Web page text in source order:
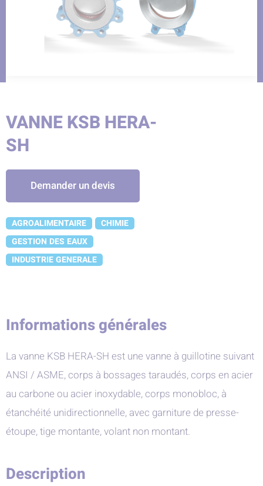
VANNE KSB HERA-
SH
Demander un devis
AGROALIMENTAIRE
CHIMIE
GESTION DES EAUX
INDUSTRIE GENERALE
Informations générales
La vanne KSB HERA-SH est une vanne à guillotine suivant
ANSI / ASME, corps à bossages taraudés, corps en acier
au carbone ou acier inoxydable, corps monobloc, à
étanchéité unidirectionnelle, avec garniture de presse-
étoupe, tige montante, volant non montant.
Description